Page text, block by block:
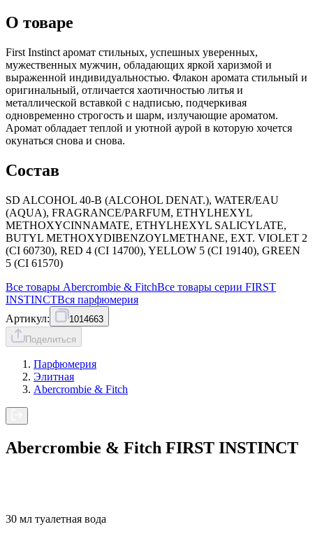
О товаре
First Instinct аромат стильных, успешных уверенных,
мужественных мужчин, обладающих яркой харизмой и
выраженной индивидуальностью. Флакон аромата стильный и
оригинальный, отличается хаотичностью литья и
металлической вставкой с надписью, подчеркивая
одновременно строгость и шарм, излучающие ароматом.
Аромат обладает теплой и уютной аурой в которую хочется
окунаться снова и снова.
Состав
SD ALCOHOL 40-B (ALCOHOL DENAT.), WATER/EAU
(AQUA), FRAGRANCE/PARFUM, ETHYLHEXYL
METHOXYCINNAMATE, ETHYLHEXYL SALICYLATE,
BUTYL METHOXYDIBENZOYLMETHANE, EXT. VIOLET 2
(CI 60730), RED 4 (CI 14700), YELLOW 5 (CI 19140), GREEN
5 (CI 61570)
Все товары Abercrombie & FitchВсе товары серии FIRST
INSTINCTВся парфюмерия
Артикул:
1014663
Поделиться
Парфюмерия
Элитная
Abercrombie & Fitch
Abercrombie & Fitch FIRST INSTINCT
30 мл туалетная вода